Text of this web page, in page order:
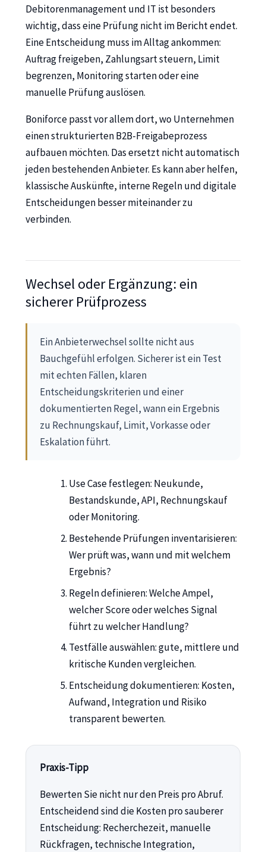
Debitorenmanagement und IT ist besonders
wichtig, dass eine Prüfung nicht im Bericht endet.
Eine Entscheidung muss im Alltag ankommen:
Auftrag freigeben, Zahlungsart steuern, Limit
begrenzen, Monitoring starten oder eine
manuelle Prüfung auslösen.
Boniforce passt vor allem dort, wo Unternehmen
einen strukturierten B2B-Freigabeprozess
aufbauen möchten. Das ersetzt nicht automatisch
jeden bestehenden Anbieter. Es kann aber helfen,
klassische Auskünfte, interne Regeln und digitale
Entscheidungen besser miteinander zu
verbinden.
Wechsel oder Ergänzung: ein
sicherer Prüfprozess
Ein Anbieterwechsel sollte nicht aus
Bauchgefühl erfolgen. Sicherer ist ein Test
mit echten Fällen, klaren
Entscheidungskriterien und einer
dokumentierten Regel, wann ein Ergebnis
zu Rechnungskauf, Limit, Vorkasse oder
Eskalation führt.
Use Case festlegen: Neukunde,
Bestandskunde, API, Rechnungskauf
oder Monitoring.
Bestehende Prüfungen inventarisieren:
Wer prüft was, wann und mit welchem
Ergebnis?
Regeln definieren: Welche Ampel,
welcher Score oder welches Signal
führt zu welcher Handlung?
Testfälle auswählen: gute, mittlere und
kritische Kunden vergleichen.
Entscheidung dokumentieren: Kosten,
Aufwand, Integration und Risiko
transparent bewerten.
Praxis-Tipp
Bewerten Sie nicht nur den Preis pro Abruf.
Entscheidend sind die Kosten pro sauberer
Entscheidung: Recherchezeit, manuelle
Rückfragen, technische Integration,